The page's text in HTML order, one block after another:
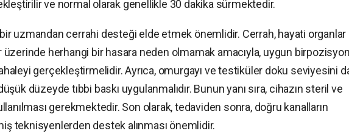
ve normal olarak genellikle 30 dakika sürmektedir.
uzmandan cerrahi desteği elde etmek önemlidir. Cerrah, hayati organlar
herhangi bir hasara neden olmamak amacıyla, uygun birpozisyon
gerçekleştirmelidir. Ayrıca, omurgayı ve testiküler doku seviyesini
düzeyde tıbbi baskı uygulanmalıdır. Bunun yanı sıra, cihazın steril ve
gerekmektedir. Son olarak, tedaviden sonra, doğru kanalların
teknisyenlerden destek alınması önemlidir.